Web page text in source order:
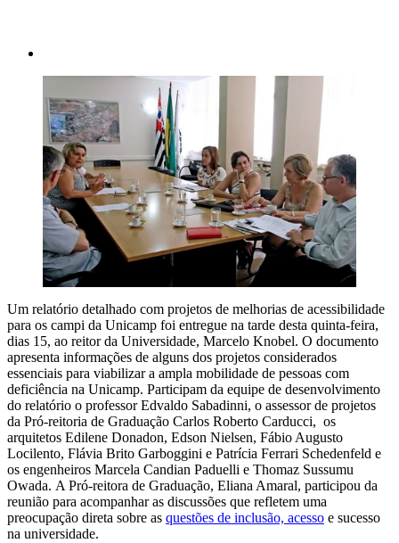
Um relatório detalhado com projetos de melhorias de acessibilidade
para os campi da Unicamp foi entregue na tarde desta quinta-feira,
dias 15, ao reitor da Universidade, Marcelo Knobel. O documento
apresenta informações de alguns dos projetos considerados
essenciais para viabilizar a ampla mobilidade de pessoas com
deficiência na Unicamp. Participam da equipe de desenvolvimento
do relatório o professor Edvaldo Sabadinni, o assessor de projetos
da Pró-reitoria de Graduação Carlos Roberto Carducci, os
arquitetos Edilene Donadon, Edson Nielsen, Fábio Augusto
Locilento, Flávia Brito Garboggini e Patrícia Ferrari Schedenfeld e
os engenheiros Marcela Candian Paduelli e Thomaz Sussumu
Owada. A Pró-reitora de Graduação, Eliana Amaral, participou da
reunião para acompanhar as discussões que refletem uma
preocupação direta sobre as questões de inclusão, acesso e sucesso
na universidade.